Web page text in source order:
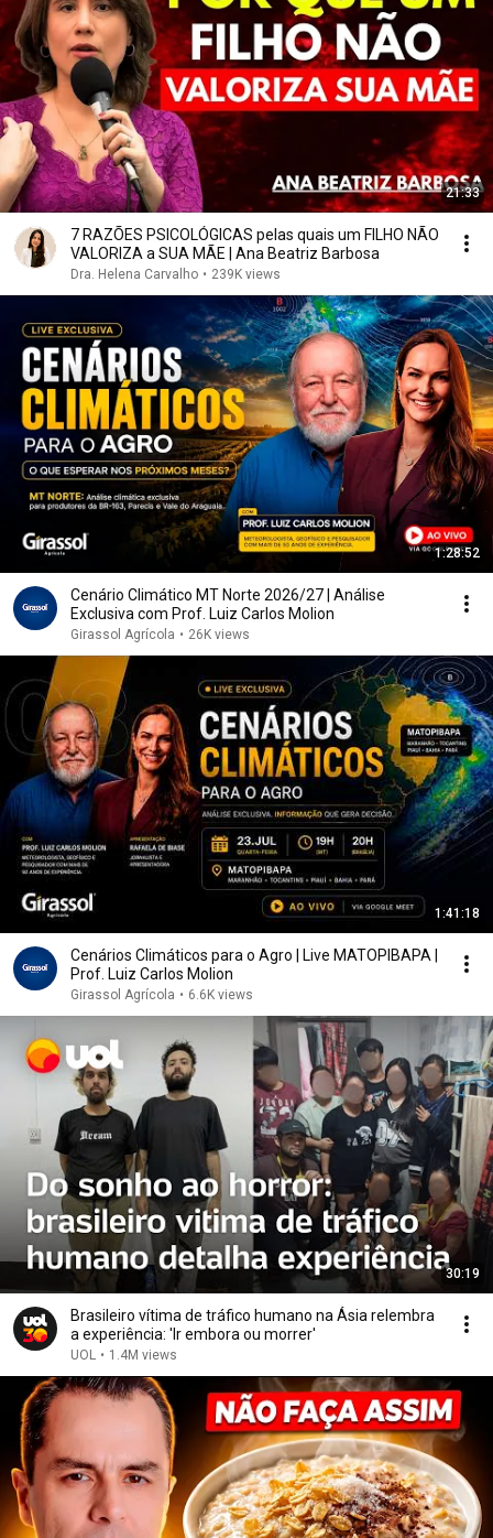
21:33
7 RAZÕES PSICOLÓGICAS pelas quais um FILHO NÃO
VALORIZA a SUA MÃE | Ana Beatriz Barbosa
Dra. Helena Carvalho • 239K views
1:28:52
Cenário Climático MT Norte 2026/27 | Análise
Exclusiva com Prof. Luiz Carlos Molion
Girassol Agrícola • 26K views
1:41:18
Cenários Climáticos para o Agro | Live MATOPIBAPA |
Prof. Luiz Carlos Molion
Girassol Agrícola • 6.6K views
30:19
Brasileiro vítima de tráfico humano na Ásia relembra
a experiência: 'Ir embora ou morrer'
UOL • 1.4M views